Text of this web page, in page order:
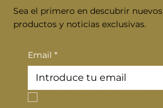
Sea el primero en descubrir nuevos
productos y noticias exclusivas.
Email *